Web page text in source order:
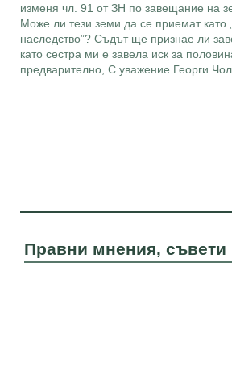
изменя чл. 91 от ЗН по завещание на
Може ли тези земи да се приемат като
наследство”? Съдът ще признае ли
като сестра ми е завела иск за
предварително, С уважение Георги
Правни мнения, съвети